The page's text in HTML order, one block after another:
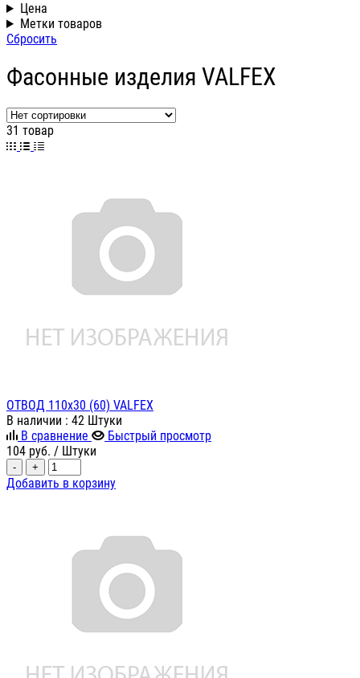
Цена
Метки товаров
Сбросить
Фасонные изделия VALFEX
31 товар
ОТВОД 110х30 (60) VALFEX
В наличии : 42 Штуки
В сравнение
Быстрый просмотр
104 руб. / Штуки
- +
Добавить в корзину